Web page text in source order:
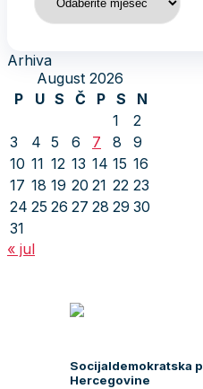
Arhiva
August 2026
P
U S Č P S
N
1
2
3
4 5 6 7 8
9
10 11 12 13 14 15 16
17 18 19 20 21 22 23
24 25 26 27 28 29 30
31
« jul
Socijaldemokratska
Hercegovine